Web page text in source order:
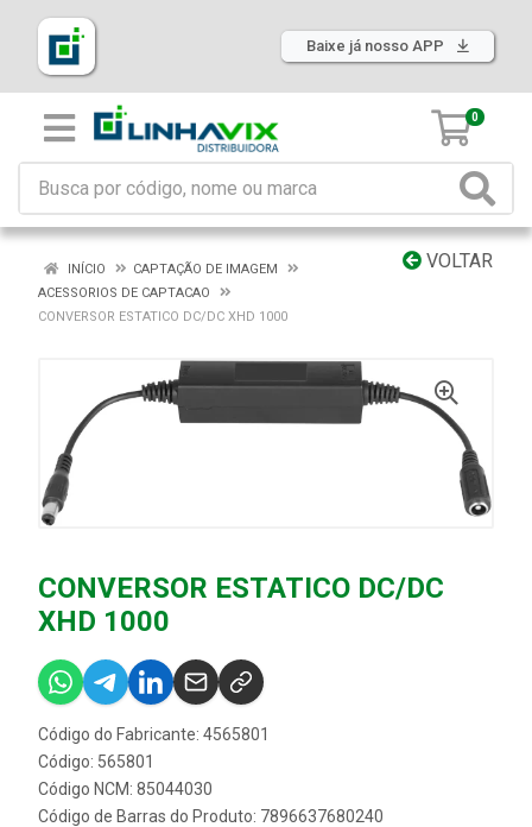
Baixe já nosso APP
0
VOLTAR
INÍCIO
CAPTAÇÃO DE IMAGEM
ACESSORIOS DE CAPTACAO
CONVERSOR ESTATICO DC/DC XHD 1000
CONVERSOR ESTATICO DC/DC
XHD 1000
Código do Fabricante: 4565801
Código: 565801
Código NCM: 85044030
Código de Barras do Produto: 7896637680240